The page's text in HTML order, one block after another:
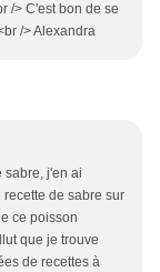
/> C'est bon de se
/> Alexandra
sabre, j'en ai
de sabre sur
ce poisson
que je trouve
de recettes à